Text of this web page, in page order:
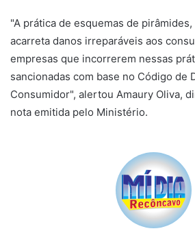
"A prática de esquemas de
acarreta danos irreparáveis aos
empresas que incorrerem nessas
sancionadas com base no Código de
Consumidor", alertou Amaury Oliva,
nota emitida pelo Ministério.